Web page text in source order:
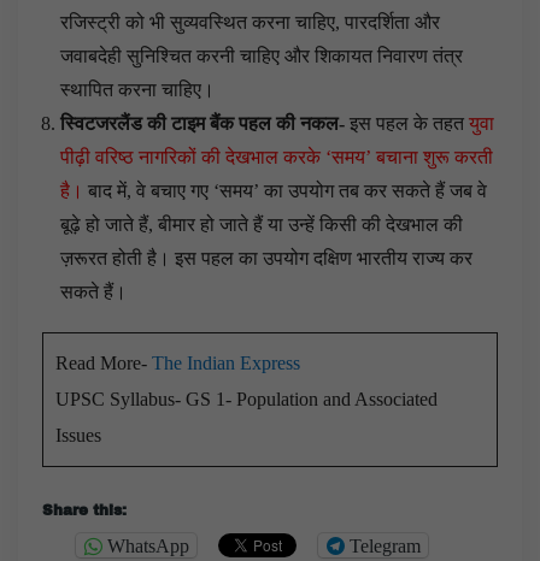
रजिस्ट्री को भी सुव्यवस्थित करना चाहिए, पारदर्शिता और
जवाबदेही सुनिश्चित करनी चाहिए और शिकायत निवारण तंत्र
स्थापित करना चाहिए।
स्विटजरलैंड की टाइम बैंक पहल की नकल- इस पहल के तहत युवा
पीढ़ी वरिष्ठ नागरिकों की देखभाल करके ‘समय’ बचाना शुरू करती
है। बाद में, वे बचाए गए ‘समय’ का उपयोग तब कर सकते हैं जब वे
बूढ़े हो जाते हैं, बीमार हो जाते हैं या उन्हें किसी की देखभाल की
ज़रूरत होती है। इस पहल का उपयोग दक्षिण भारतीय राज्य कर
सकते हैं।
Read More- The Indian Express
UPSC Syllabus- GS 1- Population and Associated
Issues
Share this:
WhatsApp Telegram